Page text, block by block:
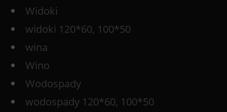
Widoki
widoki 120*60, 100*50
wina
Wino
Wodospady
wodospady 120*60, 100*50